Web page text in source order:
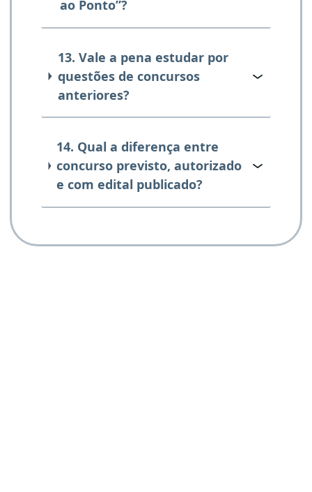
ao Ponto”?
13. Vale a pena estudar por
questões de concursos
anteriores?
14. Qual a diferença entre
concurso previsto, autorizado
e com edital publicado?